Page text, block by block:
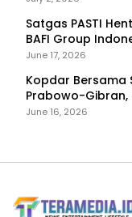
Satgas PASTI
BAFI Group
June 17, 2026
Kopdar Bersama
Prabowo-Gibran,
June 16, 2026